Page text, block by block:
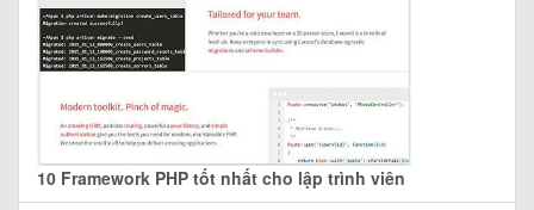
10 Framework PHP tốt nhất cho lập trình viên